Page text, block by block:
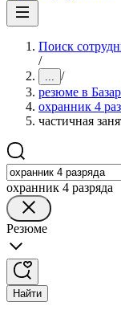
Поиск
/
... /
резюме в
охранник 4
частичная
охранник 4 разряда
Резюме
Найти